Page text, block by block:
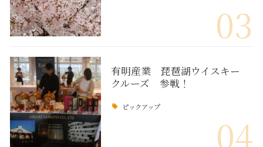
03
有明産業 琵琶湖ウイスキー
クルーズ 参戦！
ピックアップ
04